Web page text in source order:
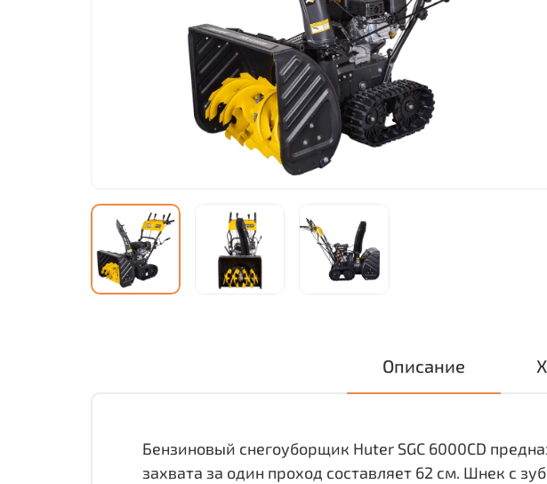
Описание
Бензиновый снегоуборщик Huter SGC 6000CD
захвата за один проход составляет 62 см. Шнек с